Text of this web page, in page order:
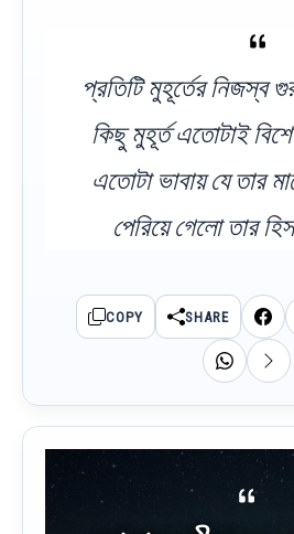
প্রতিটি মুহূর্তের
কিছু মুহূর্ত এতোটাই
এতোটা ভাবায় যে তার
পেরিয়ে গেলো তার
COPY SHARE